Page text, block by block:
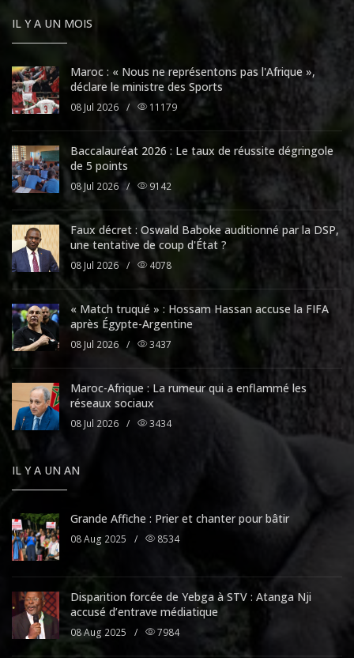
IL Y A UN MOIS
Maroc : « Nous ne représentons pas l'Afrique »,
déclare le ministre des Sports
08 Jul 2026 / 11179
Baccalauréat 2026 : Le taux de réussite dégringole
de 5 points
08 Jul 2026 / 9142
Faux décret : Oswald Baboke auditionné par la DSP,
une tentative de coup d'État ?
08 Jul 2026 / 4078
« Match truqué » : Hossam Hassan accuse la FIFA
après Égypte-Argentine
08 Jul 2026 / 3437
Maroc-Afrique : La rumeur qui a enflammé les
réseaux sociaux
08 Jul 2026 / 3434
IL Y A UN AN
Grande Affiche : Prier et chanter pour bâtir
08 Aug 2025 / 8534
Disparition forcée de Yebga à STV : Atanga Nji
accusé d’entrave médiatique
08 Aug 2025 / 7984